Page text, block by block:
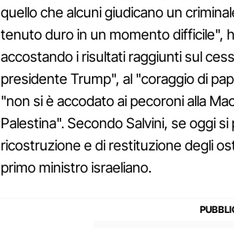
quello che alcuni giudicano un
tenuto duro in un momento difficile",
accostando i risultati raggiunti sul
presidente Trump", al "coraggio di
"non si è accodato ai pecoroni alla
Palestina". Secondo Salvini, se oggi
ricostruzione e di restituzione degli
primo ministro israeliano.